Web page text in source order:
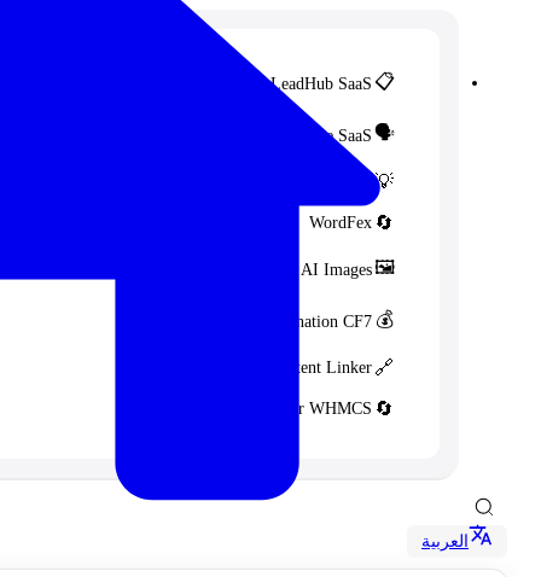
📋
LeadHub SaaS
🗣️
FeedbackPulse SaaS
💡
🔄
WordFex
🖼️
AI Images
💰
PayPal Donation CF7
🔗
Content Linker
🔄
Perfex Integration for WHMCS
العربية